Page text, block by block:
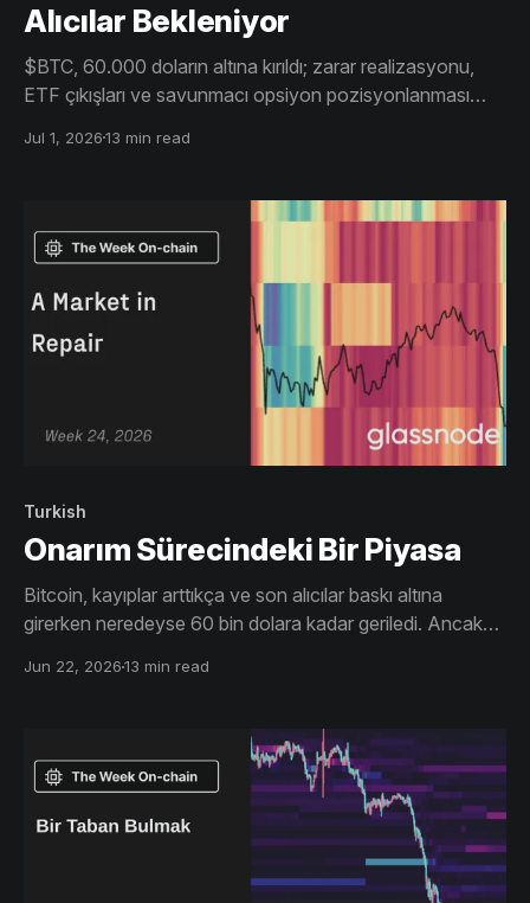
Alıcılar Bekleniyor
$BTC, 60.000 doların altına kırıldı; zarar realizasyonu,
ETF çıkışları ve savunmacı opsiyon pozisyonlanması
ve seçici birikime dair işaretler artsa da, geniş tabanlı talep
Jul 1, 202613 min read
Turkish
Onarım Sürecindeki Bir Piyasa
Bitcoin, kayıplar arttıkça ve son alıcılar baskı altına
girerken neredeyse 60 bin dolara kadar geriledi. Ancak
yatırımcıları, piyasanın bir taban oluşturuyor olabileceğine
Jun 22, 202613 min read